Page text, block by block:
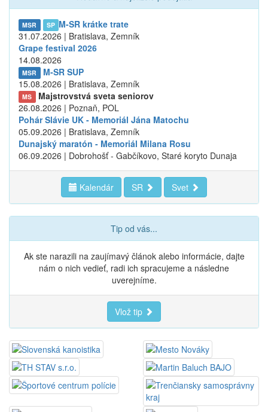
MSR SP M-SR krátke trate
31.07.2026 | Bratislava, Zemník
Grape festival 2026
14.08.2026
MSR
M-SR SUP
15.08.2026 | Bratislava, Zemník
MS
Majstrovstvá sveta seniorov
26.08.2026 | Poznaň, POL
Pohár Slávie UK - Memoriál Jána Matochu
05.09.2026 | Bratislava, Zemník
Dunajský maratón - Memoriál Milana Rosu
06.09.2026 | Dobrohošť - Gabčíkovo, Staré koryto Dunaja
Kalendár SR Svet
Tip od vás...
Ak ste narazili na zaujímavý článok alebo informácie, dajte
nám o nich vedieť, radi ich spracujeme a následne
uverejníme.
Vlož tip